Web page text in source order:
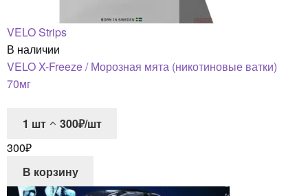
VELO Strips
В наличии
VELO X-Freeze / Морозная мята (никотиновые ватки)
70мг
1 шт
300₽/шт
300₽
В корзину